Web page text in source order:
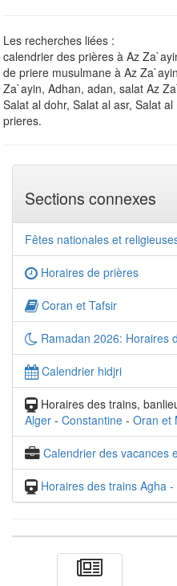
Les recherches liées :
calendrier des prières à Az
de priere musulmane à Az
Za`ayin, Adhan, adan, salat Az
Salat al dohr, Salat al asr, Salat
prieres.
Sections connexes
Fêtes nationales et
Horaires de prières
Coran et Tafsir
Ramadan 2026: Horaires
Calendrier hidjri
Horaires des trains,
Alger - Constantine - Oran et
Calendrier des vacances
Horaires des trains Agha